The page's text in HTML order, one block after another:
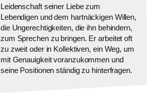
Leidenschaft seiner Liebe zum
Lebendigen und dem hartnäckigen Willen,
die Ungerechtigkeiten, die ihn behindern,
zum Sprechen zu bringen. Er arbeitet oft
zu zweit oder in Kollektiven, ein Weg, um
mit Genauigkeit voranzukommen und
seine Positionen ständig zu hinterfragen.